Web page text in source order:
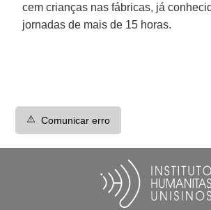
cem crianças nas fábricas, já
jornadas de mais de 15 horas.
⚠️ Comunicar erro